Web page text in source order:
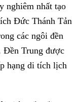
nghiêm nhất tạo
Đức Thánh Tản
các ngôi đền
Đền Trung được
hạng di tích lịch